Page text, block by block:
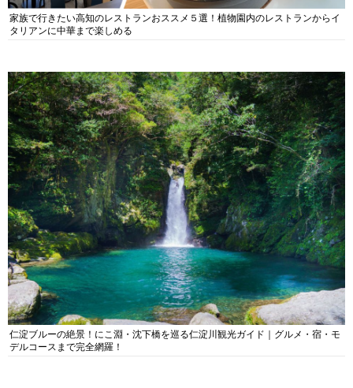
家族で行きたい高知のレストランおススメ５選！植物園内のレストランからイ
タリアンに中華まで楽しめる
仁淀ブルーの絶景！にこ淵・沈下橋を巡る仁淀川観光ガイド｜グルメ・宿・モ
デルコースまで完全網羅！